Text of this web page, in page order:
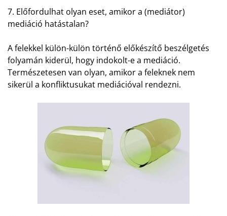
7. Előfordulhat olyan eset, amikor a (mediátor)
mediáció hatástalan?
A felekkel külön-külön történő előkészítő beszélgetés
folyamán kiderül, hogy indokolt-e a mediáció.
Természetesen van olyan, amikor a feleknek nem
sikerül a konfliktusukat mediációval rendezni.